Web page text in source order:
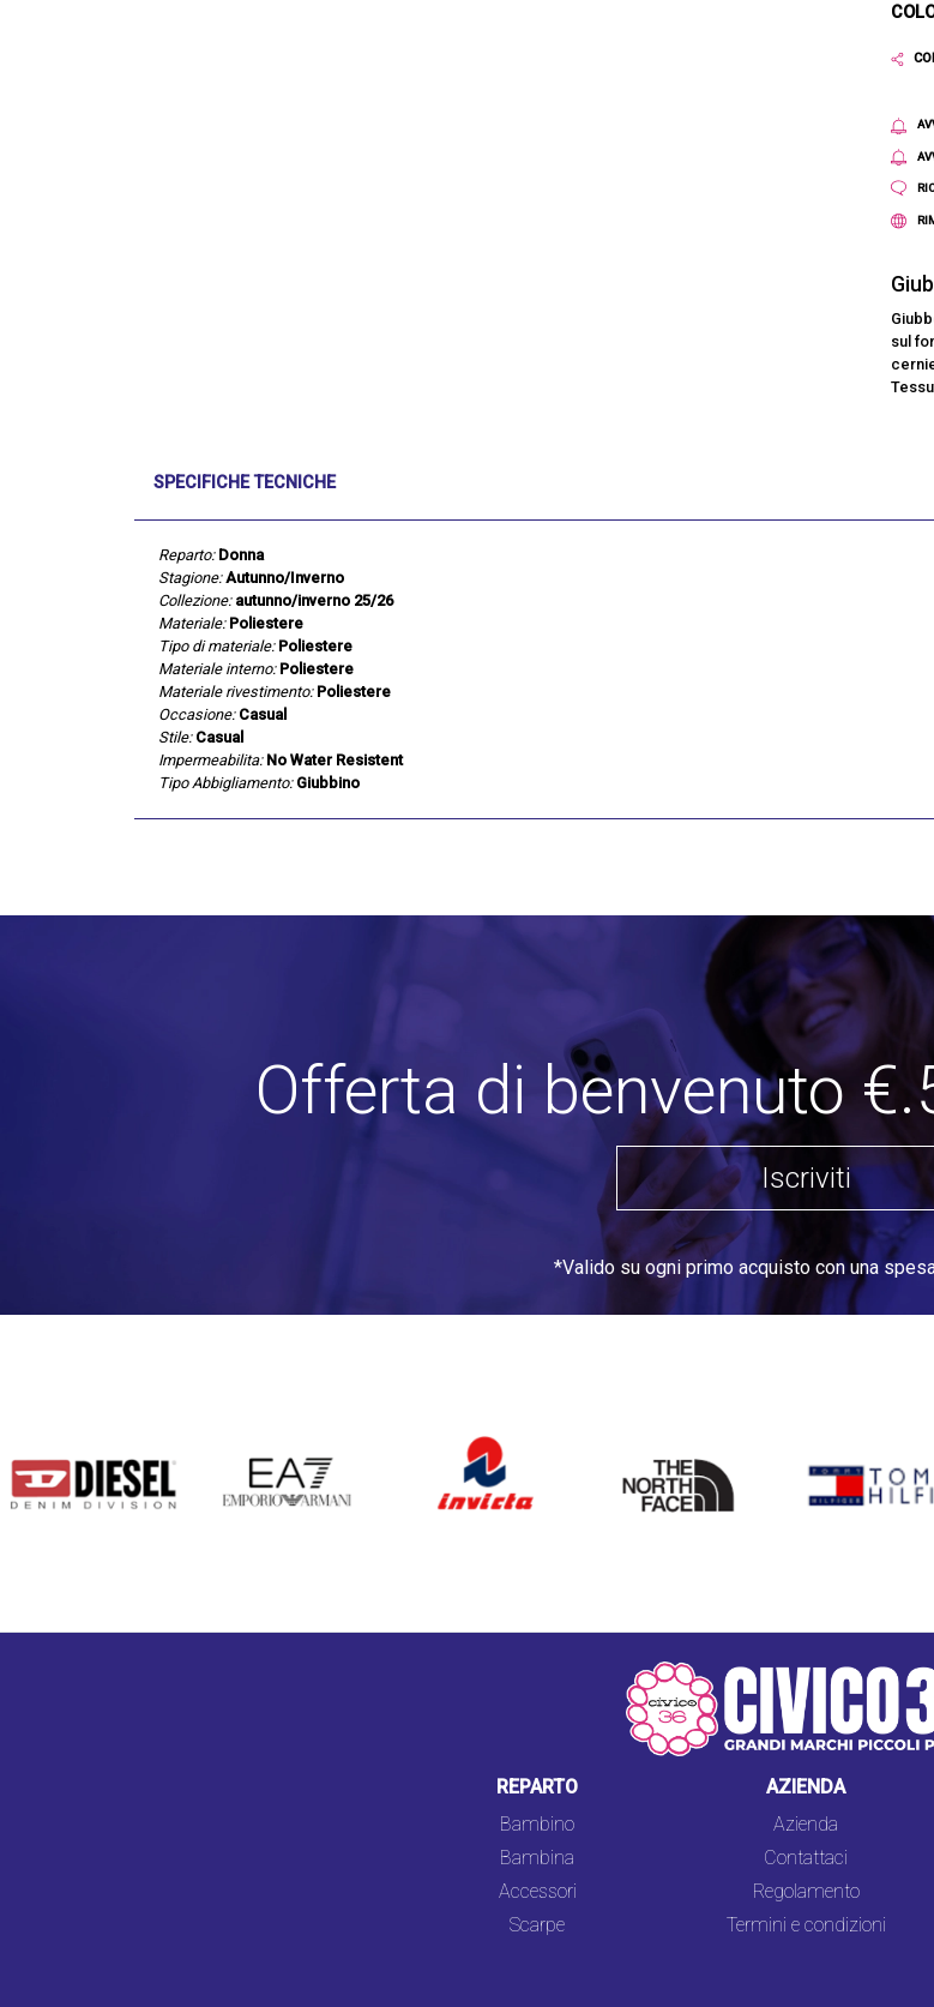
sul
SPECIFICHE TECNICHE
Reparto: Donna
Stagione: Autunno/Inverno
Collezione: autunno/inverno 25/26
Materiale: Poliestere
Tipo di materiale: Poliestere
Materiale interno: Poliestere
Materiale rivestimento: Poliestere
Occasione: Casual
Stile: Casual
Impermeabilita: No Water Resistent
Tipo Abbigliamento: Giubbino
Offerta di benvenuto
Iscriviti
*Valido su ogni primo acquisto con una
INVICTA
NORTH
FACE
REPARTO
Bambino
Bambina
Accessori
Scarpe
AZIENDA
Azienda
Contattaci
Regolamento
Termini e condizioni